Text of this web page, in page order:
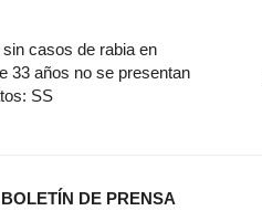
casos de rabia en
33 años no se presentan
SS
BOLETÍN DE PRENSA